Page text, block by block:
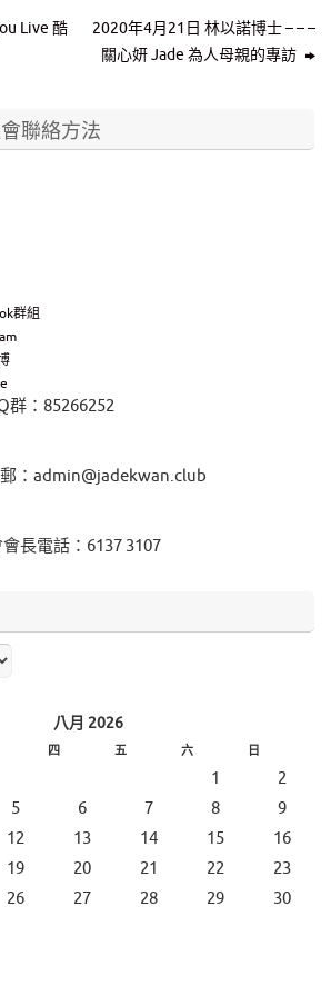
Live 酷
2020年4月21日 林以諾博士 – – –
關心妍 Jade 為人母親的專訪
聯絡方法
群組
群：85266252
：admin@jadekwan.club
長電話：6137 3107
八月 2026
四 五 六 日
1 2
5 6 7 8
9
12 13 14 15
16
19 20 21 22
23
26 27 28 29
30